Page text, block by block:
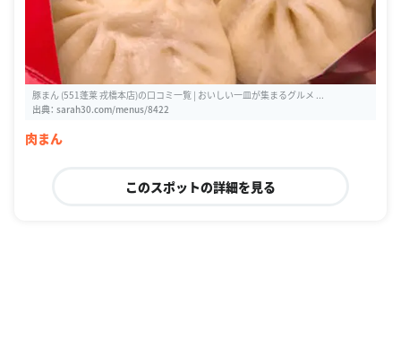
豚まん (551蓬莱 戎橋本店)の口コミ一覧 | おいしい一皿が集まるグルメ ...
出典： sarah30.com/menus/8422
肉まん
このスポットの詳細を見る